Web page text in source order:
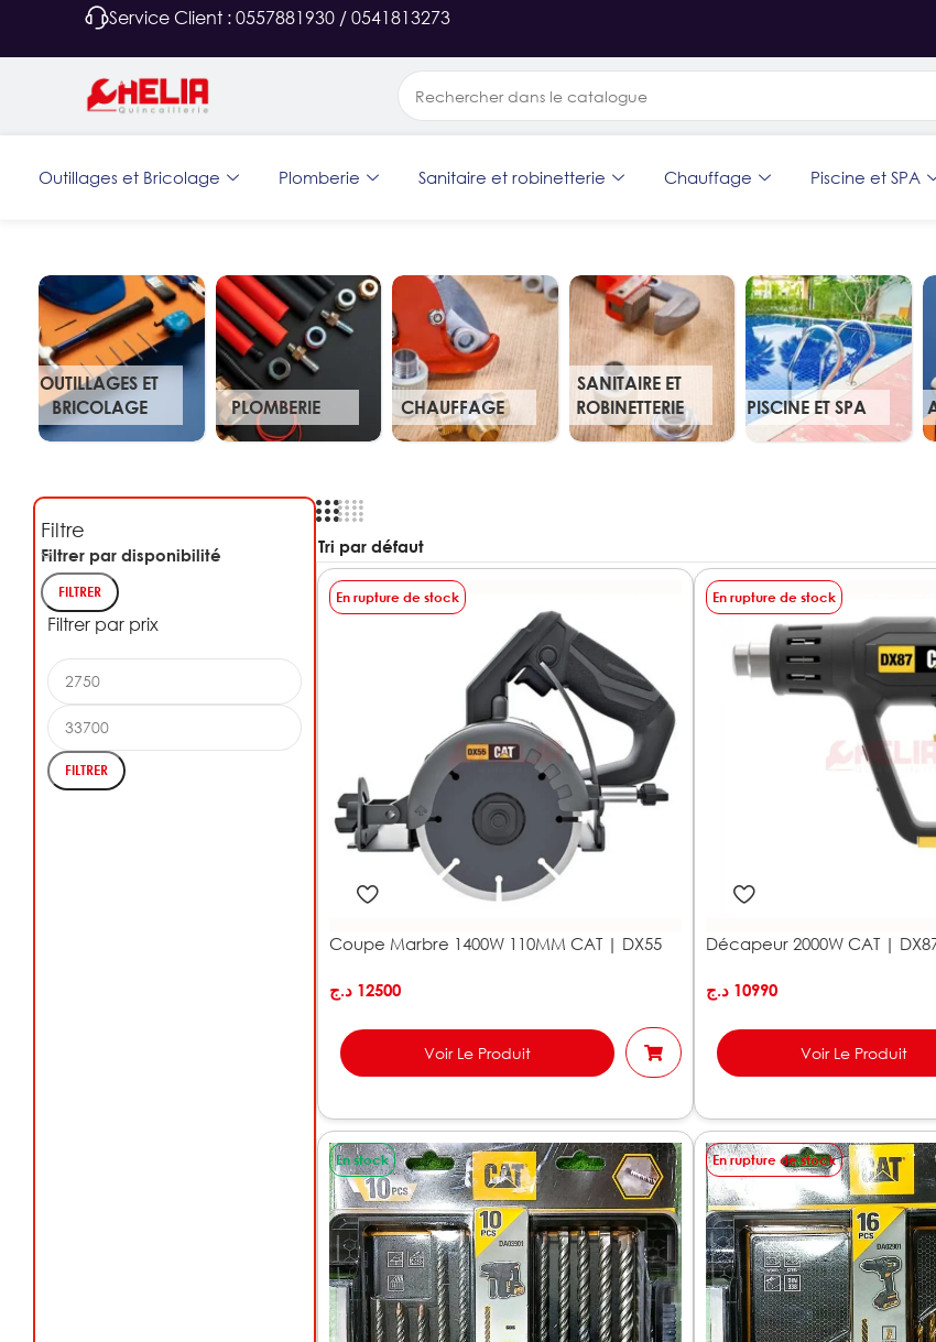
Service Client : 0557881930 / 0541813273
Outillages et Bricolage Plomberie Sanitaire et robinetterie Chauffage Piscine et SPA
OUTILLAGES ET
BRICOLAGE
PLOMBERIE CHAUFFAGE
SANITAIRE ET
ROBINETTERIE
PISCINE ET SPA
Filtre
Filtrer par disponibilité
FILTRER
Filtrer par prix
FILTRER
En rupture de stock
Coupe Marbre 1400W 110MM CAT | DX55
12500 د.ج
Voir Le Produit
En rupture de stock
Décapeur 2000W CAT |
10990 د.ج
Voir Le Produit
En stock En rupture de stock